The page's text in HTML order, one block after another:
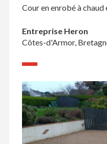
Cour en enrobé à
Entreprise Heron
Côtes-d'Armor,